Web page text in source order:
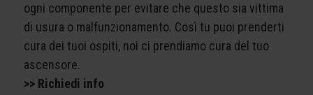
ogni componente per evitare che questo sia vittima
di usura o malfunzionamento. Così tu puoi prenderti
cura dei tuoi ospiti, noi ci prendiamo cura del tuo
ascensore.
>> Richiedi info